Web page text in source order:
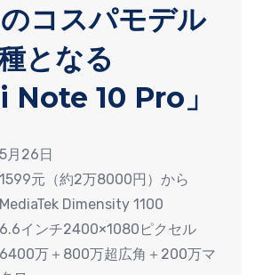
コスパモデル
となる
Note 10 Pro」
5月26日
1599元（約2万8000円）から
MediaTek Dimensity 1100
6.6インチ2400×1080ピクセル
6400万＋800万超広角＋200万マ